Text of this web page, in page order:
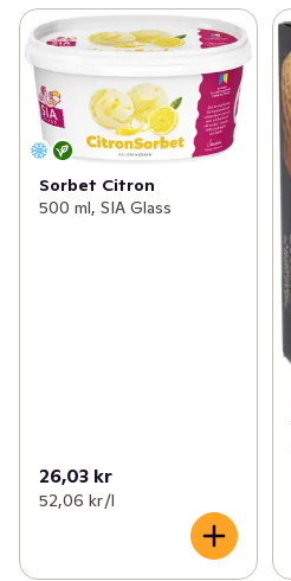
Sorbet Citron
500 ml, SIA Glass
26,03 kr
52,06 kr /l